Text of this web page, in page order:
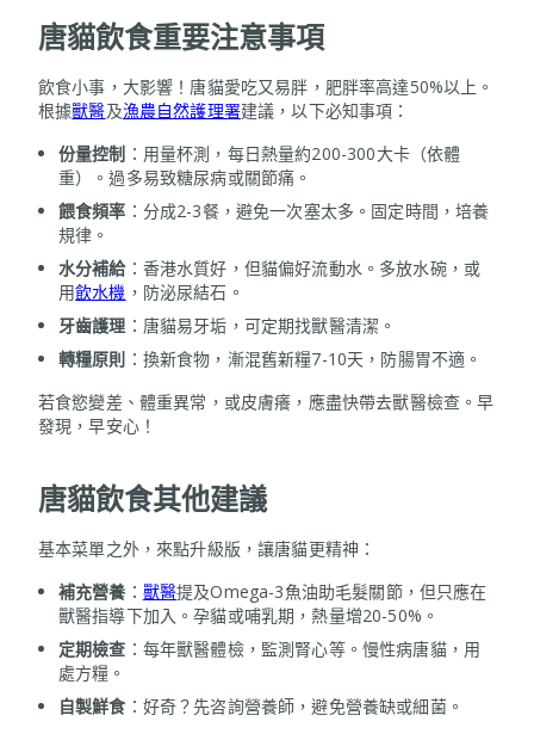
唐貓飲食重要注意事項
飲食小事，大影響！唐貓愛吃又易胖，肥胖率高達50%以上。
根據獸醫及漁農自然護理署建議，以下必知事項：
份量控制 ：用量杯測，每日熱量約200-300大卡（依體
重）。過多易致糖尿病或關節痛。
餵食頻率 ：分成2-3餐，避免一次塞太多。固定時間，培養
規律。
水分補給：香港水質好，但貓偏好流動水。多放水碗，或
用飲水機 ，防泌尿結石。
牙齒護理 ：唐貓易牙垢，可定期找獸醫清潔。
轉糧原則 ：換新食物，漸混舊新糧7-10天，防腸胃不適。
若食慾變差、體重異常，或皮膚癢，應盡快帶去獸醫檢查。早
發現，早安心！
唐貓飲食其他建議
基本菜單之外，來點升級版，讓唐貓更精神：
補充營養 ： 獸醫提及Omega-3魚油助毛髮關節，但只應在
獸醫指導下加入。孕貓或哺乳期，熱量增20-50%。
定期檢查 ：每年獸醫體檢，監測腎心等。慢性病唐貓，用
處方糧。
自製鮮食 ：好奇？先咨詢營養師，避免營養缺或細菌。